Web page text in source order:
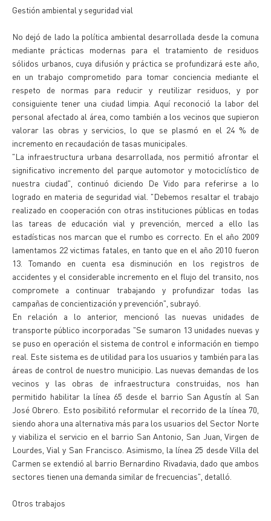
Gestión ambiental y seguridad vial
No dejó de lado la política ambiental desarrollada desde la comuna
mediante prácticas modernas para el tratamiento de residuos
sólidos urbanos, cuya difusión y práctica se profundizará este año,
en un trabajo comprometido para tomar conciencia mediante el
respeto de normas para reducir y reutilizar residuos, y por
consiguiente tener una ciudad limpia. Aquí reconoció la labor del
personal afectado al área, como también a los vecinos que supieron
valorar las obras y servicios, lo que se plasmó en el 24 % de
incremento en recaudación de tasas municipales.
"La infraestructura urbana desarrollada, nos permitió afrontar el
significativo incremento del parque automotor y motociclístico de
nuestra ciudad", continuó diciendo De Vido para referirse a lo
logrado en materia de seguridad vial. "Debemos resaltar el trabajo
realizado en cooperación con otras instituciones públicas en todas
las tareas de educación vial y prevención, merced a ello las
estadísticas nos marcan que el rumbo es correcto. En el año 2009
lamentamos 22 victimas fatales, en tanto que en el año 2010 fueron
13. Tomando en cuenta esa disminución en los registros de
accidentes y el considerable incremento en el flujo del transito, nos
compromete a continuar trabajando y profundizar todas las
campañas de concientización y prevención", subrayó.
En relación a lo anterior, mencionó las nuevas unidades de
transporte público incorporadas "Se sumaron 13 unidades nuevas y
se puso en operación el sistema de control e información en tiempo
real. Este sistema es de utilidad para los usuarios y también para las
áreas de control de nuestro municipio. Las nuevas demandas de los
vecinos y las obras de infraestructura construidas, nos han
permitido habilitar la línea 65 desde el barrio San Agustín al San
José Obrero. Esto posibilitó reformular el recorrido de la línea 70,
siendo ahora una alternativa más para los usuarios del Sector Norte
y viabiliza el servicio en el barrio San Antonio, San Juan, Virgen de
Lourdes, Vial y San Francisco. Asimismo, la línea 25 desde Villa del
Carmen se extendió al barrio Bernardino Rivadavia, dado que ambos
sectores tienen una demanda similar de frecuencias", detalló.
Otros trabajos